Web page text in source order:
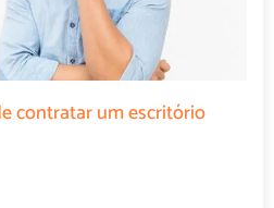
contratar um escritório